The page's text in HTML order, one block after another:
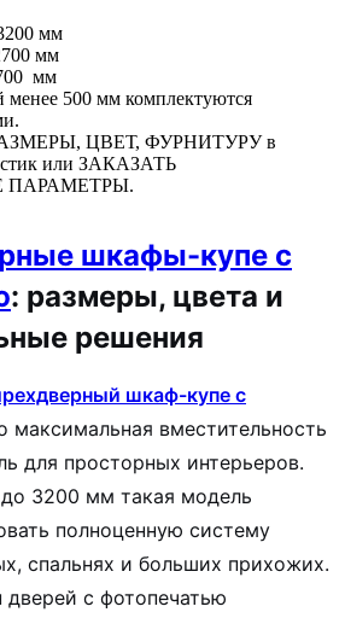
мм
мм
мм
500 мм комплектуются
ЦВЕТ, ФУРНИТУРУ в
или ЗАКАЗАТЬ
ПАРАМЕТРЫ.
шкафы-купе с
: размеры, цвета и
решения
шкаф-купе с
максимальная вместительность
для просторных интерьеров.
3200 мм такая модель
полноценную систему
спальнях и больших прихожих.
дверей с фотопечатью